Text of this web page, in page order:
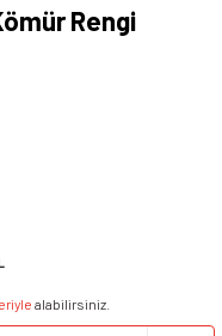
Rengi
alabilirsiniz.